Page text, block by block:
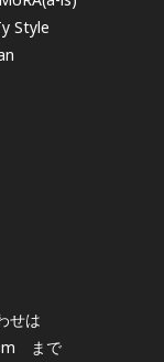
Style
せは
まで